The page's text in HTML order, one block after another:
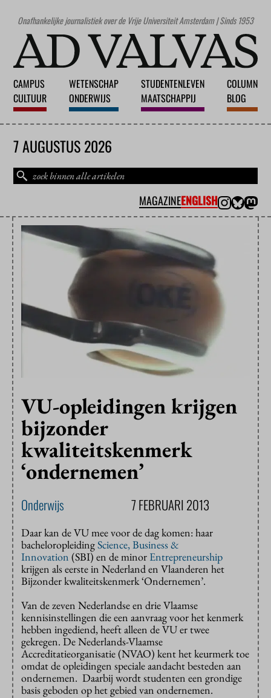
Onafhankelijke journalistiek over de Vrije Universiteit Amsterdam | Sinds 1953
CAMPUS
CULTUUR
WETENSCHAP
ONDERWIJS
STUDENTENLEVEN
MAATSCHAPPIJ
COLUMN
BLOG
7 AUGUSTUS 2026
MAGAZINEENGLISH
VU-opleidingen krijgen
bijzonder
kwaliteitskenmerk
‘ondernemen’
Onderwijs 7 FEBRUARI 2013
Daar kan de VU mee voor de dag komen: haar
bacheloropleidingScience, Business &
Innovation (SBI) en de minor Entrepreneurship
krijgen als eerste in Nederland en Vlaanderen het
Bijzonder kwaliteitskenmerk ‘Ondernemen’.
Van de zeven Nederlandse en drie Vlaamse
kennisinstellingen die een aanvraag voor het kenmerk
hebben ingediend, heeft alleen de VU er twee
gekregen. De Nederlands-Vlaamse
Accreditatieorganisatie (NVAO) kent het keurmerk toe
omdat de opleidingen speciale aandacht besteden aan
ondernemen. Daarbij wordt studenten een grondige
basis geboden op het gebied van ondernemen.